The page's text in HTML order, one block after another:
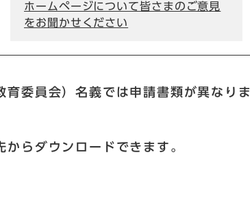
ホームページについて皆さまのご意見
をお聞かせください
委員会）名義では申請書類が異なりま
らダウンロードできます。